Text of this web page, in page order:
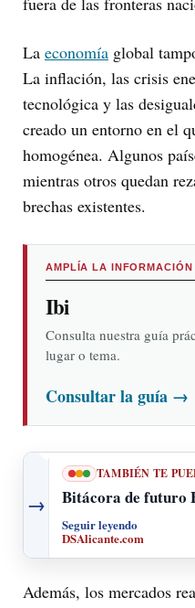
La economía global
La inflación, las crisis
tecnológica y las
creado un entorno en el
homogénea. Algunos
mientras otros quedan
brechas existentes.
AMPLÍA LA INFORMACIÓN
Ibi
Consulta nuestra guía
lugar o tema.
Consultar la guía →
→
TAMBIÉN TE
Bitácora de futuro
Seguir leyendo
DSAlicante.com
Además, los mercados